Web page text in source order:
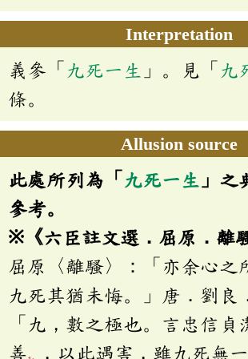
Interpretation
義參「 九死一生 」。見「 九
條。
Allusion source
此處所列為「 九死一生 」之
參考。
※《六臣註文選．屈原．離
屈原〈離騷〉：「亦余心之
九死其猶未悔。」唐．劉良
「九，數之極也。言忠信貞
善
，以此遇害，雖九死無